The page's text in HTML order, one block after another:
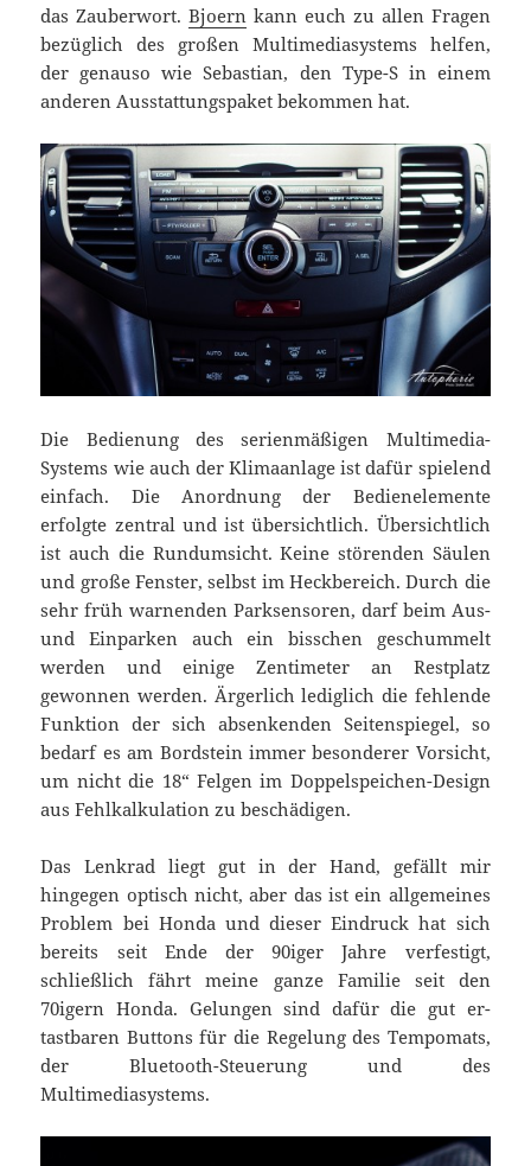
das Zauberwort.Bjoern kann euch zu allen Fragen
bezüglich des großen Multimediasystems helfen,
der genauso wie Sebastian, den Type-S in einem
anderen Ausstattungspaket bekommen hat.
Die Bedienung des serienmäßigen Multimedia-
Systems wie auch der Klimaanlage ist dafür spielend
einfach. Die Anordnung der Bedienelemente
erfolgte zentral und ist übersichtlich. Übersichtlich
ist auch die Rundumsicht. Keine störenden Säulen
und große Fenster, selbst im Heckbereich. Durch die
sehr früh warnenden Parksensoren, darf beim Aus-
und Einparken auch ein bisschen geschummelt
werden und einige Zentimeter an Restplatz
gewonnen werden. Ärgerlich lediglich die fehlende
Funktion der sich absenkenden Seitenspiegel, so
bedarf es am Bordstein immer besonderer Vorsicht,
um nicht die 18“ Felgen im Doppelspeichen-Design
aus Fehlkalkulation zu beschädigen.
Das Lenkrad liegt gut in der Hand, gefällt mir
hingegen optisch nicht, aber das ist ein allgemeines
Problem bei Honda und dieser Eindruck hat sich
bereits seit Ende der 90iger Jahre verfestigt,
schließlich fährt meine ganze Familie seit den
70igern Honda. Gelungen sind dafür die gut er-
tastbaren Buttons für die Regelung des Tempomats,
der Bluetooth-Steuerung und des
Multimediasystems.